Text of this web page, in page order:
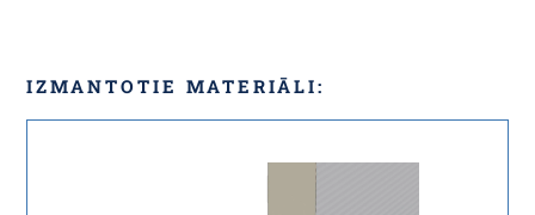
IZMANTOTIE MATERIĀLI: